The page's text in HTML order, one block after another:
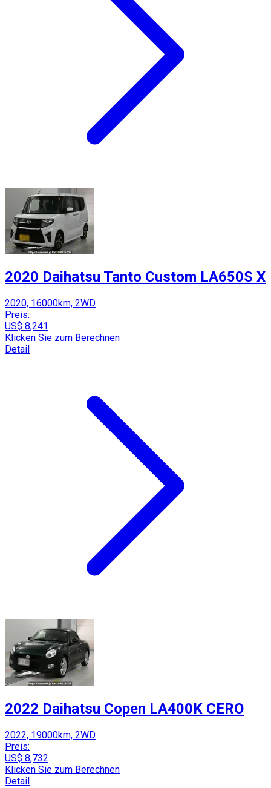
2020 Daihatsu Tanto Custom LA650S X
2020, 16000km, 2WD
Preis:
US$ 8,241
Klicken Sie zum Berechnen
Detail
2022 Daihatsu Copen LA400K CERO
2022, 19000km, 2WD
Preis:
US$ 8,732
Klicken Sie zum Berechnen
Detail